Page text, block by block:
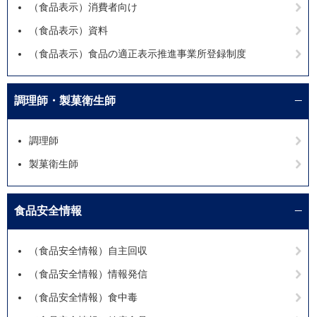
（食品表示）消費者向け
（食品表示）資料
（食品表示）食品の適正表示推進事業所登録制度
調理師・製菓衛生師
調理師
製菓衛生師
食品安全情報
（食品安全情報）自主回収
（食品安全情報）情報発信
（食品安全情報）食中毒